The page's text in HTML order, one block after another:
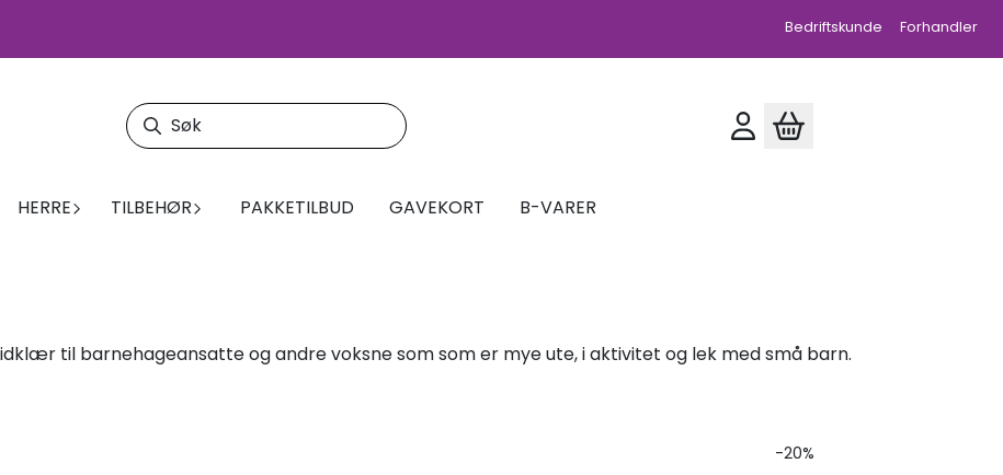
Bedriftskunde Forhandler
HERRE TILBEHØR PAKKETILBUD GAVEKORT B-VARER
til barnehageansatte og andre voksne som som er mye ute, i aktivitet og lek med små barn.
-20%